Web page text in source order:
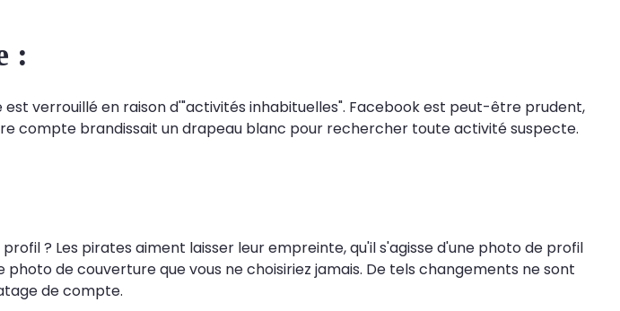
:
verrouillé en raison d'"activités inhabituelles". Facebook est peut-être prudent,
compte brandissait un drapeau blanc pour rechercher toute activité suspecte.
? Les pirates aiment laisser leur empreinte, qu'il s'agisse d'une photo de profil
photo de couverture que vous ne choisiriez jamais. De tels changements ne sont
de compte.